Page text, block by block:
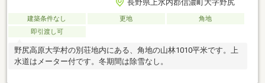
長野県上水内郡信濃町大字野尻
建築条件なし 更地
角地
即引渡し可
野尻高原大学村の別荘地内にある、角地の山林1010平米です。上
水道はメーター付です。冬期間は除雪なし。